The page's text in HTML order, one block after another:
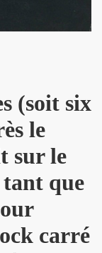
(soit six
le
sur le
tant que
carré
L'AIME
aout 2017 par
par
a l'Orange
Arthur de la